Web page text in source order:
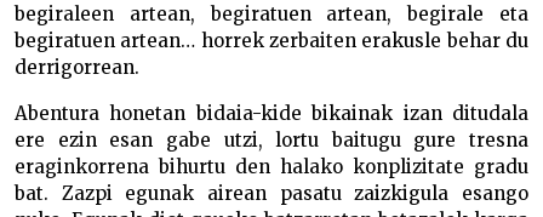
begiraleen artean, begiratuen artean, begirale eta
begiratuen artean… horrek zerbaiten erakusle behar du
derrigorrean.
Abentura honetan bidaia-kide bikainak izan ditudala
ere ezin esan gabe utzi, lortu baitugu gure tresna
eraginkorrena bihurtu den halako konplizitate gradu
bat. Zazpi egunak airean pasatu zaizkigula esango